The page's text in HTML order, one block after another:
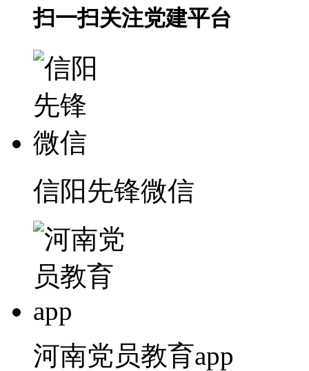
扫一扫关注党建平台
信阳先锋微信
河南党员教育app